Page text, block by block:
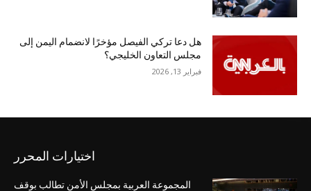
هل دعا تركي الفيصل مؤخرًا لانضمام اليمن إلى
مجلس التعاون الخليجي؟
فبراير 13, 2026
اختيارات المحرر
المجموعة العربية بمجلس الأمن تطالب بوقف